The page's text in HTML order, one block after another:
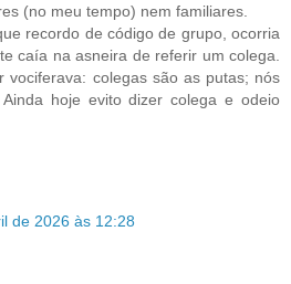
(no meu tempo) nem familiares.
recordo de código de grupo, ocorria
caía na asneira de referir um colega.
vociferava: colegas são as putas; nós
hoje evito dizer colega e odeio
de 2026 às 12:28